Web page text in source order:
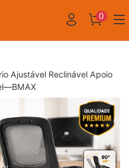
0
Ajustável Reclinável Apoio